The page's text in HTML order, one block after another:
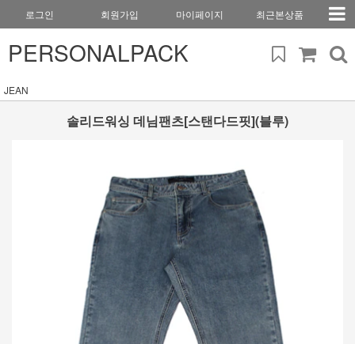
로그인 회원가입 마이페이지 최근본상품
PERSONALPACK
JEAN
솔리드워싱 데님팬츠[스탠다드핏](블루)